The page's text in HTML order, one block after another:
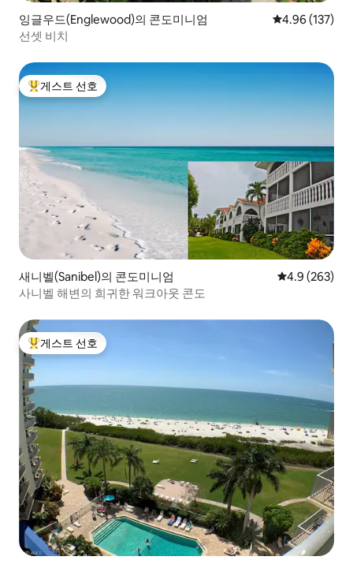
잉글우드(Englewood)의 콘도미니엄 평점 4.96점(5
4.96 (137)
선셋 비치
상위 게스트 선호
게스트 선호
새니벨(Sanibel)의 콘도미니엄 평점 4.9점(5
4.9 (263)
사니벨 해변의 희귀한 워크아웃 콘도
상위 게스트 선호
게스트 선호